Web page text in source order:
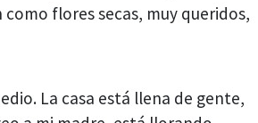
flores secas, muy queridos,
La casa está llena de gente,